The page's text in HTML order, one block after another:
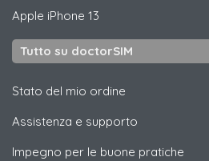
Apple iPhone 13
Tutto su doctorSIM
Stato del mio ordine
Assistenza e supporto
Impegno per le buone pratiche